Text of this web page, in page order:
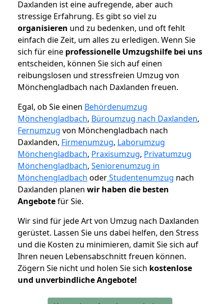
Daxlanden ist eine aufregende, aber auch
stressige Erfahrung. Es gibt so viel zu
organisieren und zu bedenken, und oft fehlt
einfach die Zeit, um alles zu erledigen. Wenn Sie
sich für eine professionelle Umzugshilfe bei uns
entscheiden, können Sie sich auf einen
reibungslosen und stressfreien Umzug von
Mönchengladbach nach Daxlanden freuen.
Egal, ob Sie einen Behördenumzug
Mönchengladbach, Büroumzug nach Daxlanden,
Fernumzug von Mönchengladbach nach
Daxlanden, Firmenumzug, Laborumzug
Mönchengladbach, Praxisumzug, Privatumzug
Mönchengladbach, Seniorenumzug in
Mönchengladbach oderStudentenumzug nach
Daxlanden planen wir haben die besten
Angebotefür Sie.
Wir sind für jede Art von Umzug nach Daxlanden
gerüstet. Lassen Sie uns dabei helfen, den Stress
und die Kosten zu minimieren, damit Sie sich auf
Ihren neuen Lebensabschnitt freuen können.
Zögern Sie nicht und holen Sie sich kostenlose
und unverbindliche Angebote!